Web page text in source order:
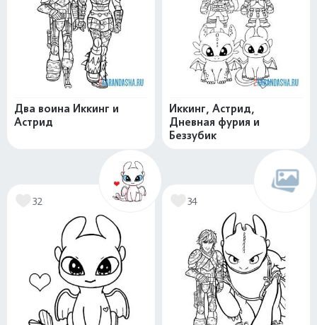
Два воина Иккинг и
Астрид
Иккинг, Астрид,
Дневная фурия и
Беззубик
32 34